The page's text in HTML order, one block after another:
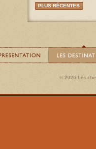
PLUS RÉCENTES
© 2026 Les